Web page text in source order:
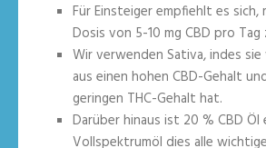
Für Einsteiger empfiehlt es sich,
Dosis von 5-10 mg CBD pro
Wir verwenden Sativa, indes sie
aus einen hohen CBD-Gehalt
geringen THC-Gehalt hat.
Darüber hinaus ist 20 % CBD Öl
Vollspektrumöl dies alle